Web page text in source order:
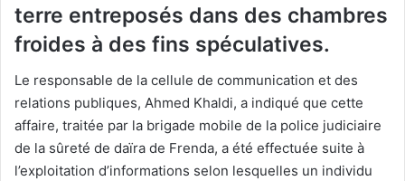
terre entreposés dans des chambres
froides à des fins spéculatives.
Le responsable de la cellule de communication et des
relations publiques, Ahmed Khaldi, a indiqué que cette
affaire, traitée par la brigade mobile de la police judiciaire
de la sûreté de daïra de Frenda, a été effectuée suite à
l’exploitation d’informations selon lesquelles un individu